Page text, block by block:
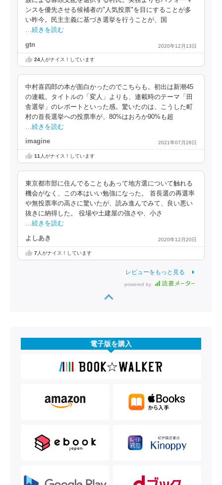
ンスを優先させる候補者の"人気投票"を目にすることが多
い昨今。民主主義に基づき選挙を行うことが、国
…続きを読む
gtn 2020年12月13日
24人がナイス！しています
中村喜四郎の本が面白かったのでこちらも。初出は新潮45
の連載。タイトルの「変人」よりも、連載時のテーマ「田
舎選挙」のレポートといった感。驚いたのは、こうした町
村の首長選挙への投票率が、80%はおろか90%も超
…続きを読む
imagine 2021年07月28日
11 人がナイス！しています
東京都市部に住んでることもあって地方選について触れる
機会がなく、この本はいい勉強になった。 首長選の再選率
や無投票率の高さに驚いたが、読み進んでみて、良い悪い
抜きに納得した。 役場や土建屋の強さや、小さ
…続きを読む
よしあき 2020年12月20日
7人がナイス！しています
レビューをもっと見る
powered by
電子版を購入